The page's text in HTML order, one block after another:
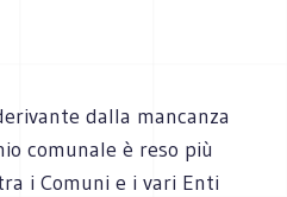
dalla mancanza
comunale è reso più
i Comuni e i vari Enti